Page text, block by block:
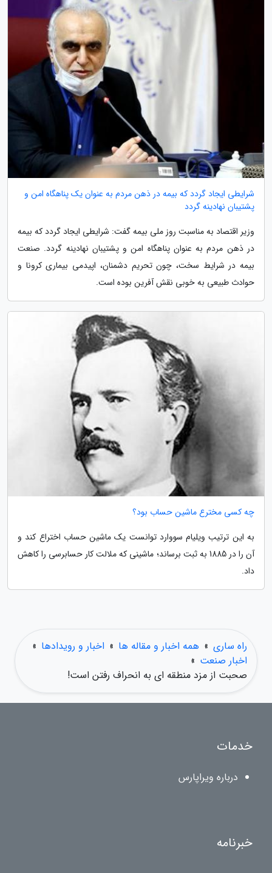
شرایطی ایجاد گردد که بیمه در ذهن مردم به عنوان یک پناهگاه امن و
پشتیبان نهادینه گردد
وزیر اقتصاد به مناسبت روز ملی بیمه گفت: شرایطی ایجاد گردد که بیمه
در ذهن مردم به عنوان پناهگاه امن و پشتیبان نهادینه گردد. صنعت
بیمه در شرایط سخت، چون تحریم دشمنان، اپیدمی بیماری کرونا و
حوادث طبیعی به خوبی نقش آفرین بوده است.
چه کسی مخترع ماشین حساب بود؟
به این ترتیب ویلیام سووارد توانست یک ماشین حساب اختراع کند و
آن را در 1885 به ثبت برساند؛ ماشینی که ملالت کار حسابرسی را کاهش
داد.
راه ساری » همه اخبار و مقاله ها » اخبار و رویدادها »
اخبار صنعت »
صحبت از مزد منطقه ای به انحراف رفتن است!
خدمات
درباره ویراپارس
خبرنامه